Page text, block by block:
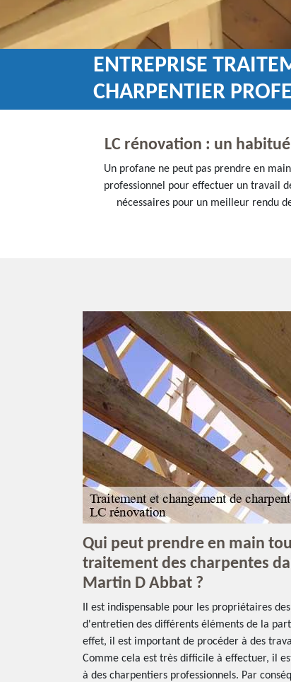
ENTREPRISE
CHARPENTIER
LC rénovation : un
Un profane ne peut pas prendre en
professionnel pour effectuer un travail
nécessaires pour un meilleur rendu
Qui peut prendre en main
traitement des charpentes
Martin D Abbat ?
Il est indispensable pour les propriétaires
d'entretien des différents éléments de la
effet, il est important de procéder à des
Comme cela est très difficile à effectuer, il
à des charpentiers professionnels. Par